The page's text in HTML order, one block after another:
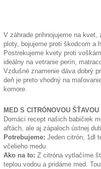
V záhrade prihnojujeme na kvet,
ploty, bojujeme proti škodcom a
Postrekujeme kvety proti
ideálny na vetranie perín,
Vzdušné znamenie dáva dobrý
deň je preto vhodný na
komore.
MED S CITRÓNOVOU
Domáci recept našich babičiek
aftách, ale aj zápaloch ústnej
Potrebujeme: Jeden citrón, 1dl
včelieho medu.
Ako na to: Z citróna vytlačíme
teplou vodou a pridáme med.